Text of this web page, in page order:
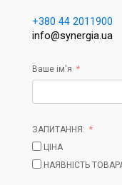
+380 44 2011900
info@synergia.ua
Ваше ім'я
ЗАПИТАННЯ:
ЦІНА
НАЯВНІСТЬ